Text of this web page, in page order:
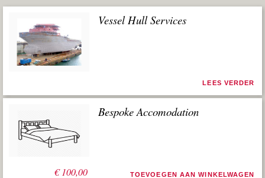
Vessel Hull Services
LEES VERDER
€100,00
Bespoke Accomodation
TOEVOEGEN AAN WINKELWAGEN